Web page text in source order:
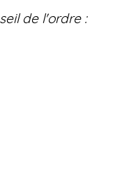
de l'ordre :